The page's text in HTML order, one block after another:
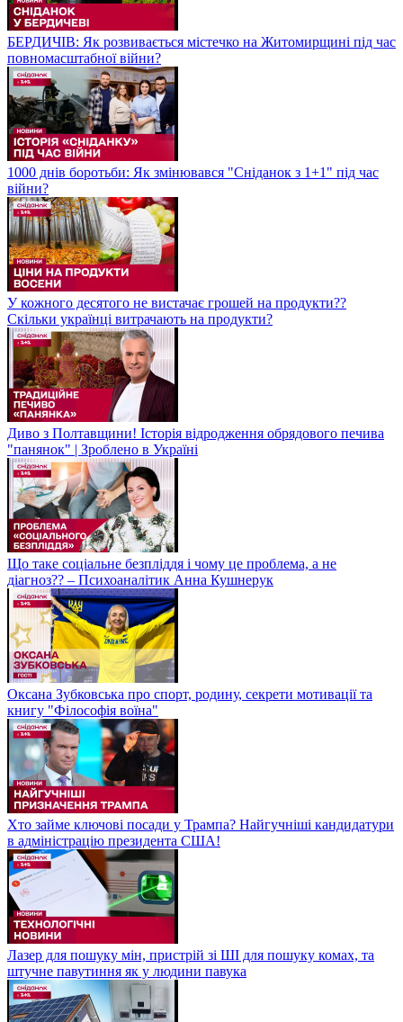
БЕРДИЧІВ: Як розвивається містечко на Житомирщині під час
повномасштабної війни?
1000 днів боротьби: Як змінювався "Сніданок з 1+1" під час
війни?
У кожного десятого не вистачає грошей на продукти??
Скільки українці витрачають на продукти?
Диво з Полтавщини! Історія відродження обрядового печива
"панянок" | Зроблено в Україні
Що таке соціальне безпліддя і чому це проблема, а не
діагноз?? – Психоаналітик Анна Кушнерук
Оксана Зубковська про спорт, родину, секрети мотивації та
книгу "Філософія воїна"
Хто займе ключові посади у Трампа? Найгучніші кандидатури
в адміністрацію президента США!
Лазер для пошуку мін, пристрій зі ШІ для пошуку комах, та
штучне павутиння як у людини павука